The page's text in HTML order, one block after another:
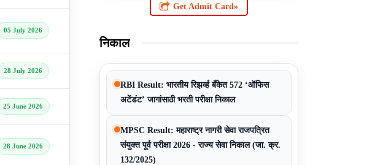
05 July 2026
28 July 2026
25 June 2026
28 June 2026
Get Admit Card»
निकाल
RBI Result: भारतीय रिझर्व्ह बँकेत 572 ‘ऑफिस
अटेंडंट’ जागांसाठी भरती परीक्षा निकाल
MPSC Result: महाराष्ट्र नागरी सेवा राजपत्रित
संयुक्त पूर्व परीक्षा 2026 - राज्य सेवा निकाल (जा. क्र.
132/2025)